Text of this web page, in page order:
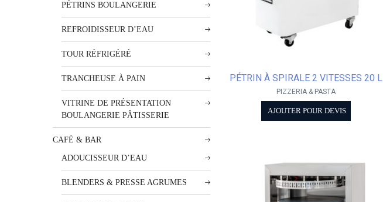
PÉTRINS BOULANGERIE
REFROIDISSEUR D’EAU
TOUR RÉFRIGÉRÉ
TRANCHEUSE À PAIN
VITRINE DE PRÉSENTATION
BOULANGERIE PÂTISSERIE
CAFÉ & BAR
ADOUCISSEUR D’EAU
BLENDERS & PRESSE AGRUMES
PÉTRIN À SPIRALE 2 VITESSES 20 L
PIZZERIA & PASTA
AJOUTER POUR DEVIS